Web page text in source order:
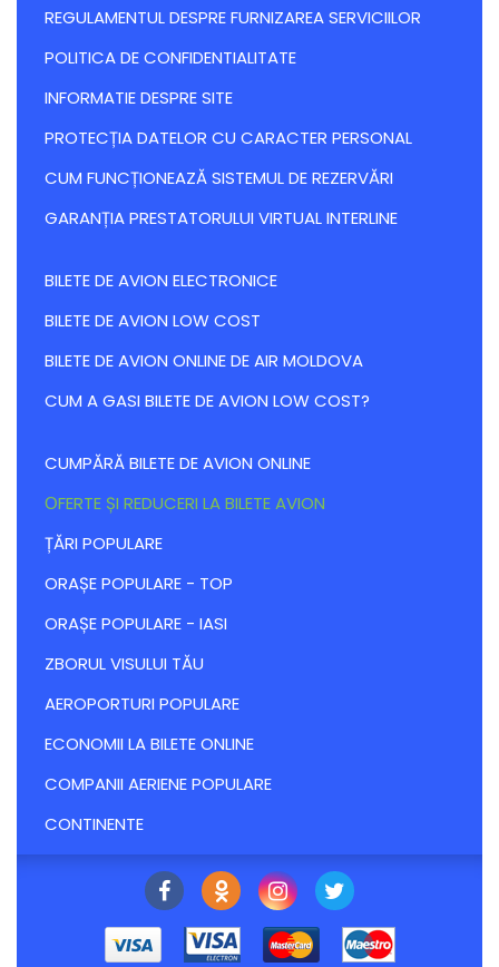
REGULAMENTUL DESPRE FURNIZAREA SERVICIILOR
POLITICA DE CONFIDENTIALITATE
INFORMATIE DESPRE SITE
PROTECȚIA DATELOR CU CARACTER PERSONAL
CUM FUNCȚIONEAZĂ SISTEMUL DE REZERVĂRI
GARANȚIA PRESTATORULUI VIRTUAL INTERLINE
BILETE DE AVION ELECTRONICE
BILETE DE AVION LOW COST
BILETE DE AVION ONLINE DE AIR MOLDOVA
CUM A GASI BILETE DE AVION LOW COST?
CUMPĂRĂ BILETE DE AVION ONLINE
ОFERTE ȘI REDUCERI LA BILETE AVION
ȚĂRI POPULARE
ORAȘE POPULARE - TOP
ORAȘE POPULARE - IASI
ZBORUL VISULUI TĂU
AEROPORTURI POPULARE
ECONOMII LA BILETE ONLINE
COMPANII AERIENE POPULARE
CONTINENTE